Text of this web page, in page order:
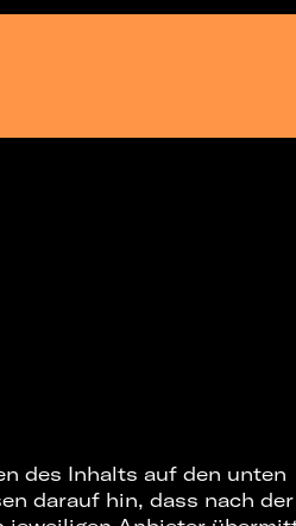
des Inhalts auf den unten
darauf hin, dass nach der